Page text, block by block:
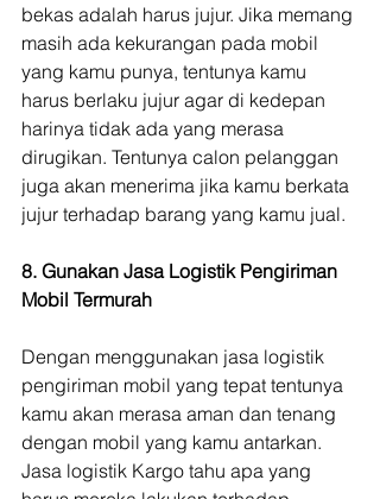
bekas adalah harus jujur. Jika memang
masih ada kekurangan pada mobil
yang kamu punya, tentunya kamu
harus berlaku jujur agar di kedepan
harinya tidak ada yang merasa
dirugikan. Tentunya calon pelanggan
juga akan menerima jika kamu berkata
jujur terhadap barang yang kamu jual.
8. Gunakan Jasa Logistik Pengiriman
Mobil Termurah
Dengan menggunakan jasa logistik
pengiriman mobil yang tepat tentunya
kamu akan merasa aman dan tenang
dengan mobil yang kamu antarkan.
Jasa logistik Kargo tahu apa yang